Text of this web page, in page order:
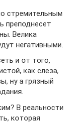
стремительным
преподнесет
Велика
негативными.
и от того,
как слеза,
ну а грязный
В реальности
которая